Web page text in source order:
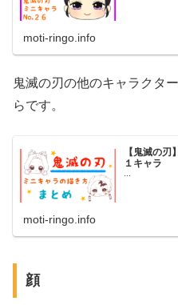
moti-ringo.info
鬼滅の刃の他のキャラクタ
らです。
【鬼滅の
１キャラ
moti-ringo.info
顔